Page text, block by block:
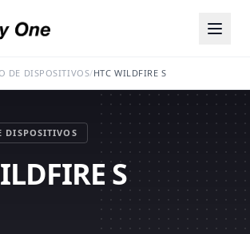
DE DISPOSITIVOS/HTC WILDFIRE S
DISPOSITIVOS
S